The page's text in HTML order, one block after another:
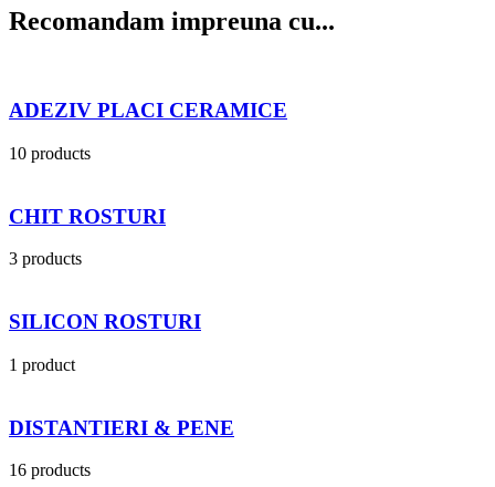
Recomandam impreuna cu...
ADEZIV PLACI CERAMICE
10 products
CHIT ROSTURI
3 products
SILICON ROSTURI
1 product
DISTANTIERI & PENE
16 products